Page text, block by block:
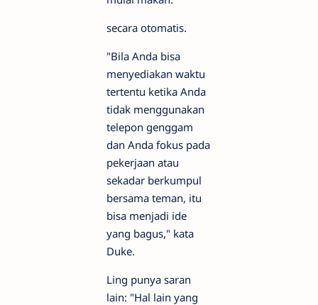
secara otomatis.
"Bila Anda bisa
menyediakan waktu
tertentu ketika Anda
tidak menggunakan
telepon genggam
dan Anda fokus pada
pekerjaan atau
sekadar berkumpul
bersama teman, itu
bisa menjadi ide
yang bagus," kata
Duke.
Ling punya saran
lain: "Hal lain yang